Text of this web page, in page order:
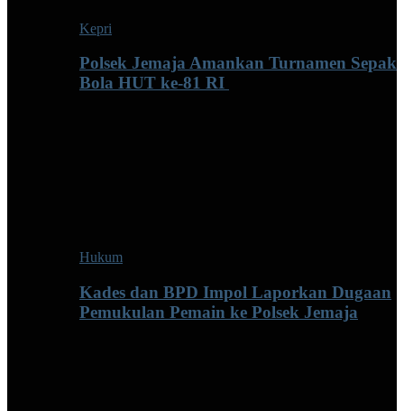
Kepri
Polsek Jemaja Amankan Turnamen Sepak
Bola HUT ke-81 RI ‎
Hukum
Kades dan BPD Impol Laporkan Dugaan
Pemukulan Pemain ke Polsek Jemaja